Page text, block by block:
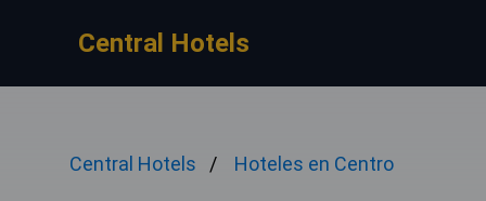
Central Hotels
Central Hotels Hoteles en Centro